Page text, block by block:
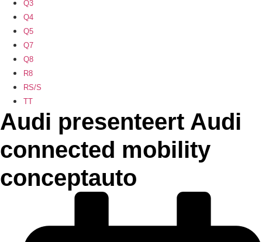
Q3
Q4
Q5
Q7
Q8
R8
RS/S
TT
Audi presenteert Audi
connected mobility
conceptauto